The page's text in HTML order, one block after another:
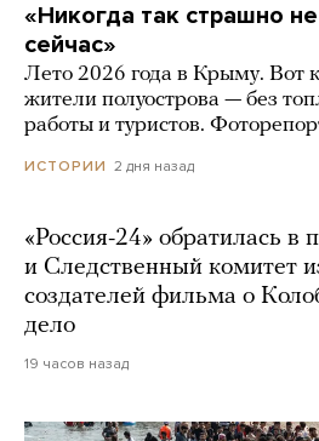
«Никогда так страшно
сейчас»
Лето 2026 года в Крыму. Вот
жители полуострова — без
работы и туристов.
ИСТОРИИ 2 дня назад
«Россия-24» обратилась в
и Следственный комитет
создателей фильма о
дело
19 часов назад